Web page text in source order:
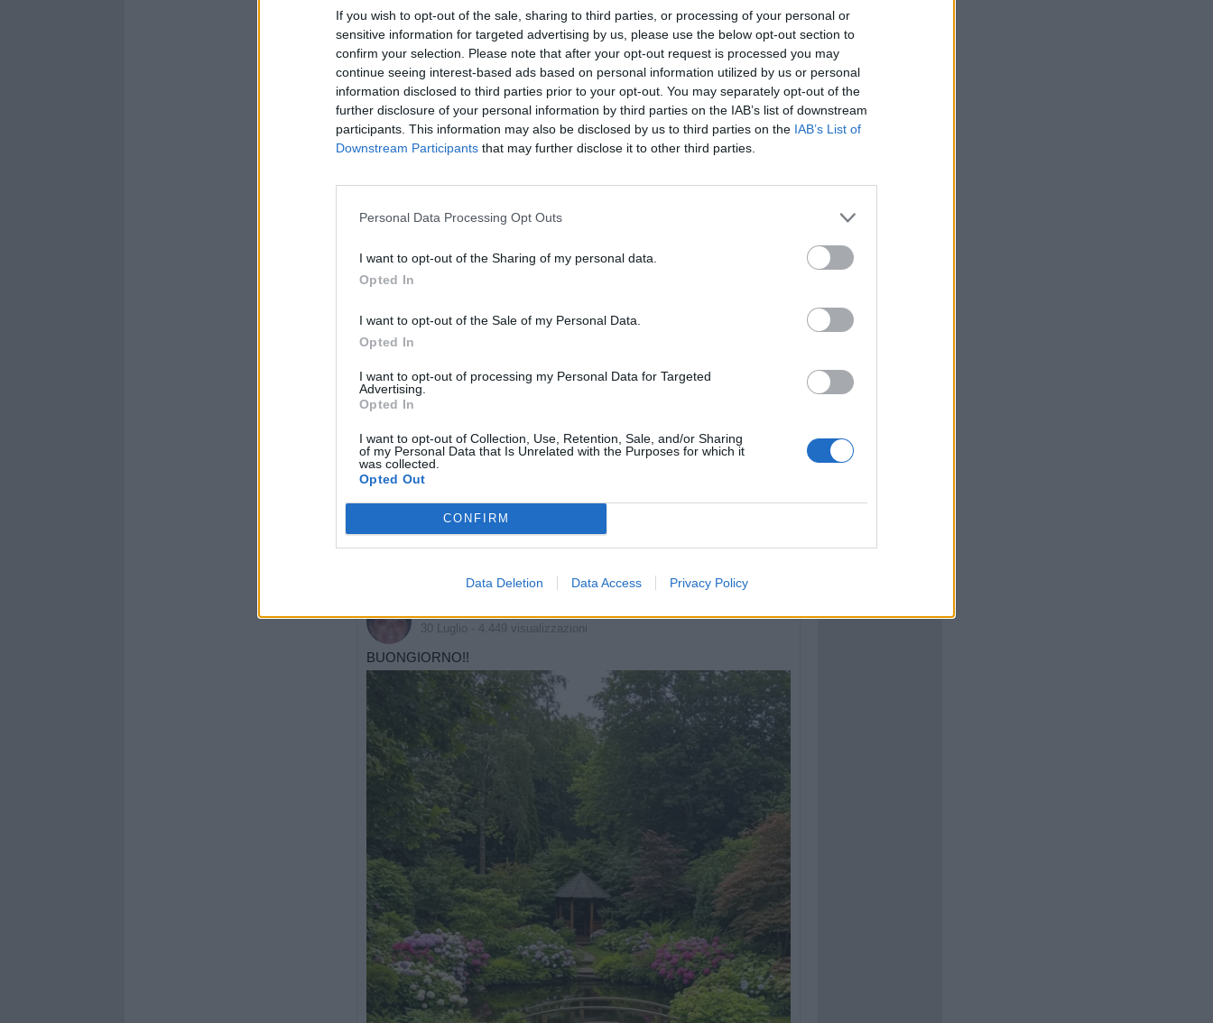
If you wish to opt-out of the sale, sharing to third parties, or processing of your personal or
sensitive information for targeted advertising by us, please use the below opt-out section to
confirm your selection. Please note that after your opt-out request is processed you may
continue seeing interest-based ads based on personal information utilized by us or personal
information disclosed to third parties prior to your opt-out. You may separately opt-out of the
further disclosure of your personal information by third parties on the IAB’s list of downstream
participants. This information may also be disclosed by us to third parties on the IAB’s List of
Downstream Participants that may further disclose it to other third parties.
Personal Data Processing Opt Outs
I want to opt-out of the Sharing of my personal data.
Opted In
I want to opt-out of the Sale of my Personal Data.
Opted In
I want to opt-out of processing my Personal Data for Targeted
Advertising.
Opted In
I want to opt-out of Collection, Use, Retention, Sale, and/or Sharing
of my Personal Data that Is Unrelated with the Purposes for which it
was collected.
Opted Out
CONFIRM
Data Deletion Data Access Privacy Policy
Isot 😍💋
·Ti stimo ·Rispondi
Aragorn: Ma chi hai ucciso per meritare questo esilio?...🤭
😁😎😘
ieri alle ore 09:51·Ti stimo·Rispondi
30 Luglio - 4.449 visualizzazioni
BUONGIORNO!!